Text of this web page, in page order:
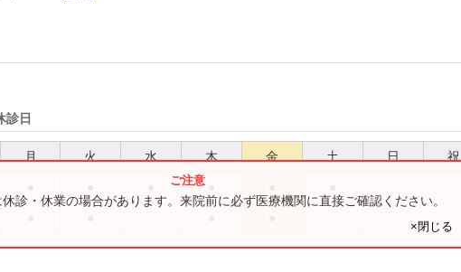
診日
月 火 水 木 金 土 日 祝
診・休業の場合があります。来院前に必ず医療機関に直接ご確認ください。
×閉じる